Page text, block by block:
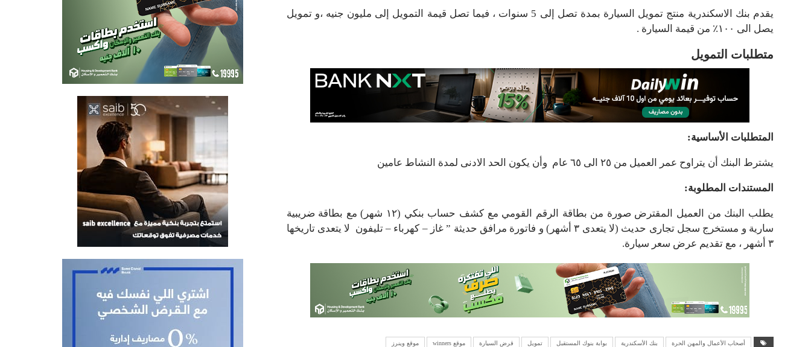
يقدم بنك الاسكندرية منتج تمويل السيارة بمدة تصل إلى 5 سنوات ، فيما تصل قيمة التمويل إلى مليون جنيه ،و تمويل
يصل الى ١٠٠٪ من قيمة السيارة .
متطلبات التمويل
المتطلبات الأساسية:
يشترط البنك أن يتراوح عمر العميل من ٢٥ الى ٦٥ عام وأن يكون الحد الادنى لمدة النشاط عامين
المستندات المطلوبة:
يطلب البنك من العميل المقترض صورة من بطاقة الرقم القومي مع كشف حساب بنكي (١٢ شهر) مع بطاقة ضريبية
سارية و مستخرج سجل تجارى حديث (لا يتعدى ٣ أشهر) و فاتورة مرافق حديثة ” غاز – كهرباء – تليفون لا يتعدى تاريخها
٣ أشهر ، مع تقديم عرض سعر سيارة.
أصحاب الأعمال والمهن الحرة بنك الأسكندرية بوابة بنوك المستقبل تمويل قرض السيارة موقع winners موقع وينرز